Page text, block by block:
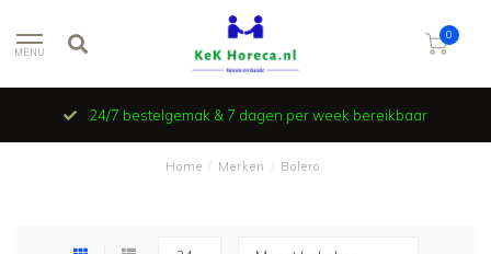
MENU
0
24/7 bestelgemak & 7 dagen per week bereikbaar
Home Merken Bolero